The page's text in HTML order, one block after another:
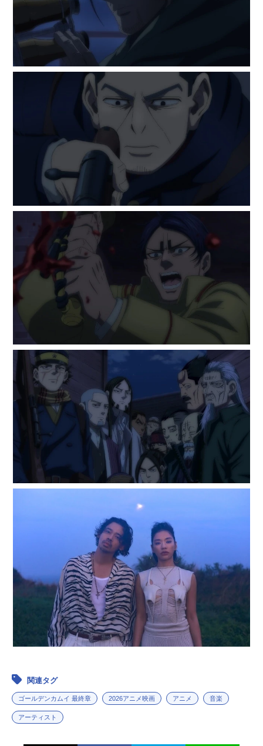
関連タグ
ゴールデンカムイ 最終章 2026アニメ映画 アニメ 音楽
アーティスト